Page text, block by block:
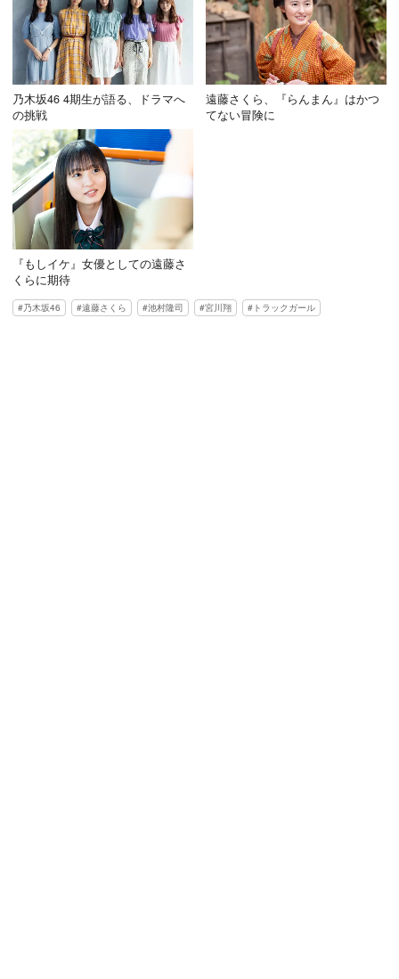
乃木坂46 4期生が語る、ドラマへ
の挑戦
遠藤さくら、『らんまん』はかつ
てない冒険に
『もしイケ』女優としての遠藤さ
くらに期待
乃木坂46 遠藤さくら 池村隆司 宮川翔 トラックガール